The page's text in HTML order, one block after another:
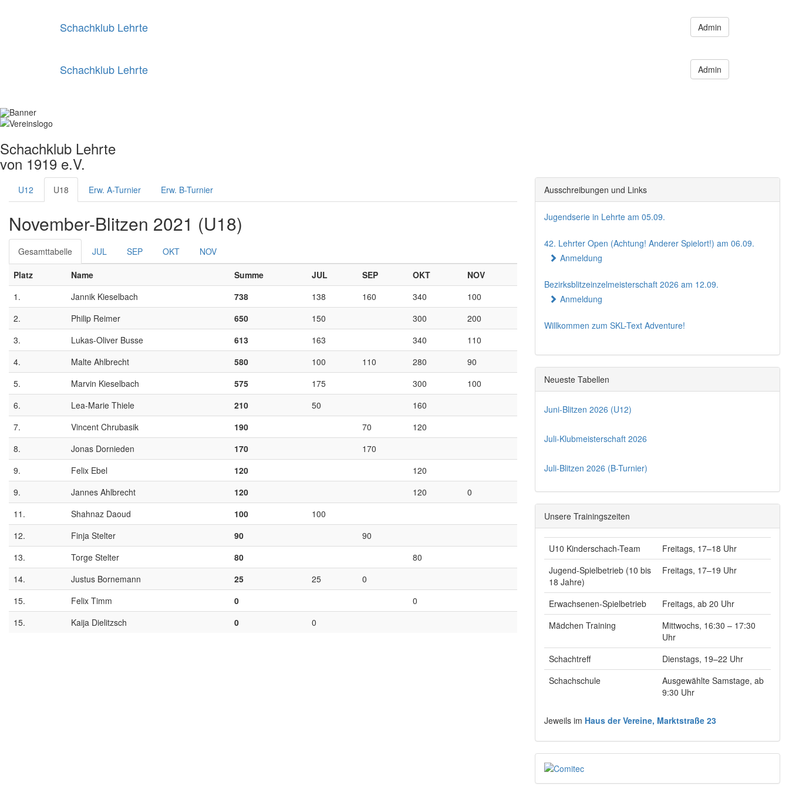
Schachklub Lehrte Admin
Schachklub Lehrte Admin
Schachklub Lehrte
von 1919 e.V.
U12 U18 Erw. A-Turnier Erw. B-Turnier
November-Blitzen 2021 (U18)
Gesamttabelle JUL SEP OKT
NOV
Platz
Name Summe JUL SEP OKT
NOV
1.
Jannik Kieselbach 738 138 160 340
100
2.
Philip Reimer 650 150 300
200
3.
Lukas-Oliver Busse 613 163 340
110
4.
Malte Ahlbrecht 580 100 110 280
90
5.
Marvin Kieselbach 575 175 300
100
6.
Lea-Marie Thiele 210 50
160
7.
Vincent Chrubasik 190 70
120
8.
Jonas Dornieden 170
170
9.
Felix Ebel 120
120
9.
Jannes Ahlbrecht 120 120
0
11.
Shahnaz Daoud 100
100
12.
Finja Stelter 90
90
13.
Torge Stelter 80
80
14.
Justus Bornemann 25 25
0
15.
Felix Timm 0
0
15.
Kaija Dielitzsch 0 0
Ausschreibungen und Links
Jugendserie in Lehrte am 05.09.
42. Lehrter Open (Achtung! Anderer Spielort!) am 06.09.
Anmeldung
Bezirksblitzeinzelmeisterschaft 2026 am 12.09.
Anmeldung
Willkommen zum SKL-Text Adventure!
Neueste Tabellen
Juni-Blitzen 2026 (U12)
Juli-Klubmeisterschaft 2026
Juli-Blitzen 2026 (B-Turnier)
Unsere Trainingszeiten
U10 Kinderschach-Team
Freitags, 17–18 Uhr
Jugend-Spielbetrieb (10 bis
18 Jahre)
Freitags, 17–19 Uhr
Erwachsenen-Spielbetrieb
Freitags, ab 20 Uhr
Mädchen Training
Mittwochs, 16:30 – 17:30
Uhr
Schachtreff
Dienstags, 19–22 Uhr
Schachschule
Ausgewählte Samstage, ab
9:30 Uhr
Jeweils im Haus der Vereine, Marktstraße 23